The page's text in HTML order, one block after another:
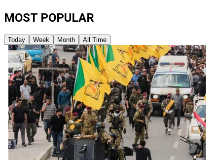
MOST POPULAR
Today Week Month All Time